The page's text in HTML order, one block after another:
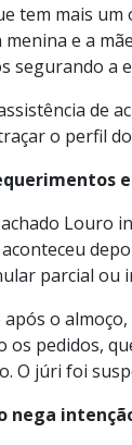
tem mais
e a
segurando
de
o perfil
Louro
parcial
o
os pedidos,
O júri foi
nega